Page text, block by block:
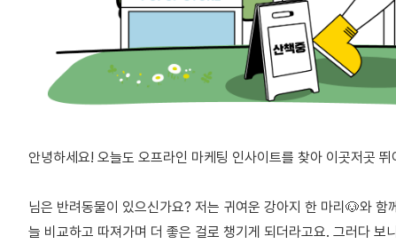
안녕하세요! 오늘도 오프라인 마케팅 인사이트를 찾아 이곳저곳 뛰
님은 반려동물이 있으신가요? 저는 귀여운 강아지 한 마리🐶와
늘 비교하고 따져가며 더 좋은 걸로 챙기게 되더라고요. 그러다 보